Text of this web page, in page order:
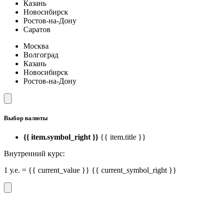
Казань
Новосибирск
Ростов-на-Дону
Саратов
Москва
Волгоград
Казань
Новосибирск
Ростов-на-Дону
Выбор валюты
{{ item.symbol_right }} {{ item.title }}
Внутренний курс:
1 у.е. = {{ current_value }} {{ current_symbol_right }}